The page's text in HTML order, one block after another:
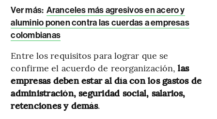
Ver más: Aranceles más agresivos en acero y
aluminio ponen contra las cuerdas a empresas
colombianas
Entre los requisitos para lograr que se
confirme el acuerdo de reorganización,las
empresas deben estar al día con los gastos de
administración, seguridad social, salarios,
retenciones y demás.